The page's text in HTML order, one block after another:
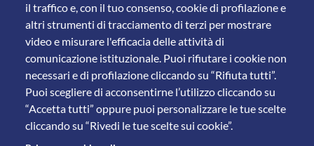
il traffico e, con il tuo consenso, cookie di profilazione e
altri strumenti di tracciamento di terzi per mostrare
video e misurare l'efficacia delle attività di
comunicazione istituzionale. Puoi rifiutare i cookie non
necessari e di profilazione cliccando su “Rifiuta tutti”.
Puoi scegliere di acconsentirne l’utilizzo cliccando su
“Accetta tutti” oppure puoi personalizzare le tue scelte
cliccando su “Rivedi le tue scelte sui cookie”.